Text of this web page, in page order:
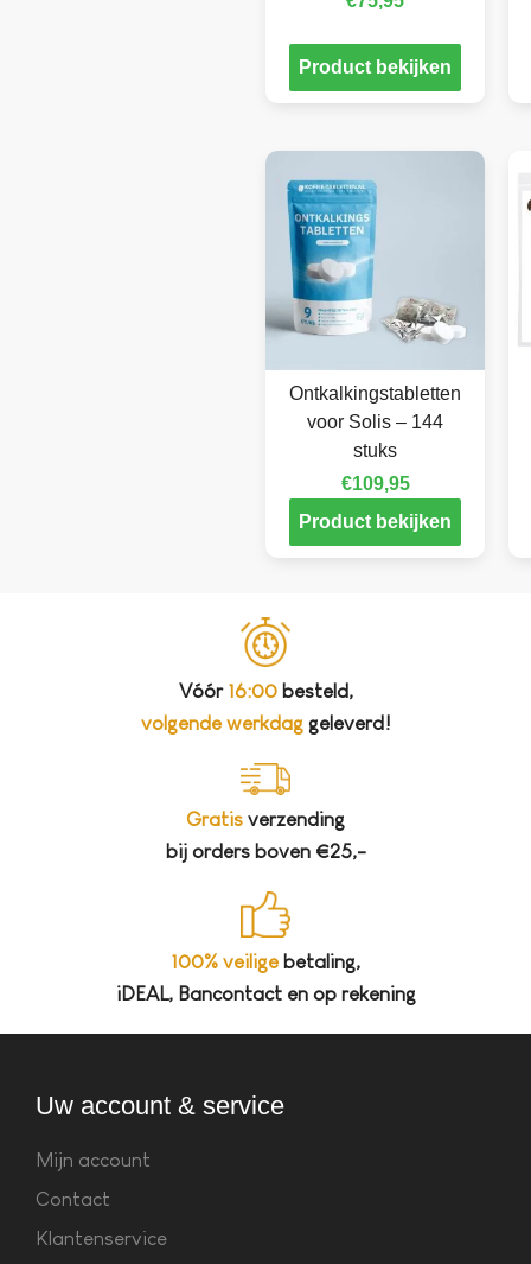
Product bekijken
Ontkalkingstabletten
voor Solis – 144
stuks
€109,95
Product bekijken
Vóór 16:00besteld,
volgende werkdag geleverd!
Gratis verzending
bij orders boven €25,-
100% veiligebetaling,
iDEAL, Bancontact en op rekening
Uw account & service
Mijn account
Contact
Klantenservice